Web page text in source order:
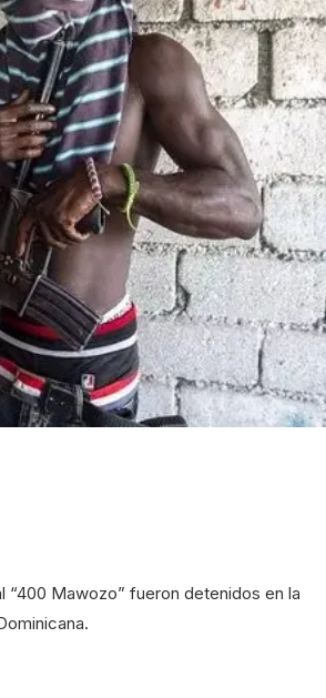
Mawozo” fueron detenidos en la